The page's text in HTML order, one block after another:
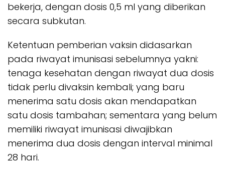
bekerja, dengan dosis 0,5 ml yang diberikan
secara subkutan.
Ketentuan pemberian vaksin didasarkan
pada riwayat imunisasi sebelumnya yakni:
tenaga kesehatan dengan riwayat dua dosis
tidak perlu divaksin kembali; yang baru
menerima satu dosis akan mendapatkan
satu dosis tambahan; sementara yang belum
memiliki riwayat imunisasi diwajibkan
menerima dua dosis dengan interval minimal
28 hari.